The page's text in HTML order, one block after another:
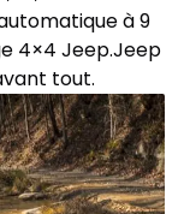
à 9
4×4 Jeep.Jeep
tout.